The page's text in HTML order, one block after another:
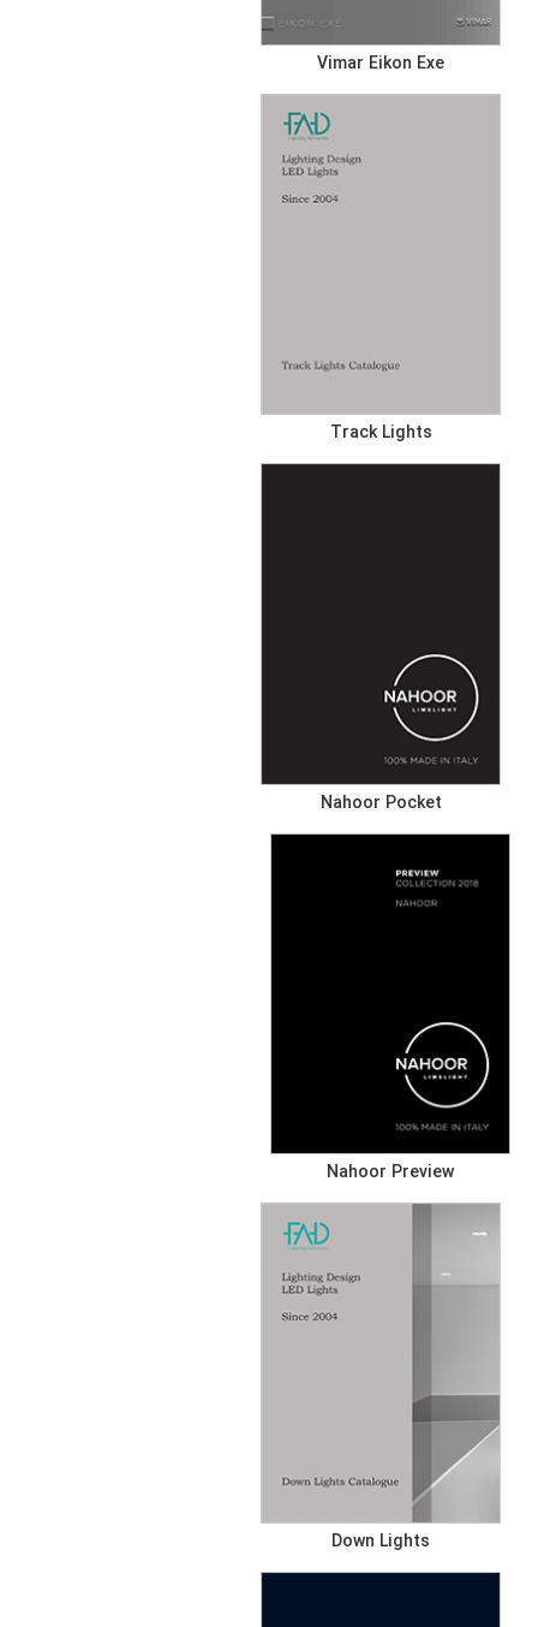
Vimar Eikon Exe
Track Lights
Nahoor Pocket
Nahoor Preview
Down Lights